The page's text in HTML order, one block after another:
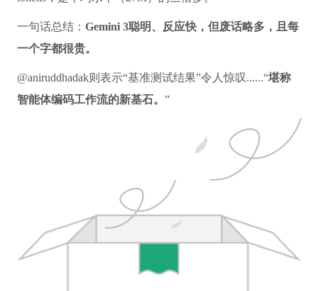
一句话总结： Gemini 3聪明、反应快，但废话略多，且每
一个字都很贵。
@aniruddhadak则表示“基准测试结果”令人惊叹......“堪称
智能体编码工作流的新基石。 ”